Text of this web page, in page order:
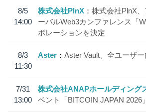
8/5
14:00
株式会社PlnX
株式会社PlnX
ーバルWeb3カンファレンス「
ボレーションを決定
8/3
11:30
Aster Aster Vault、全ユーザ
7/31
13:00
株式会社ANAPホールディング
ベント「BITCOIN JAPAN 2026